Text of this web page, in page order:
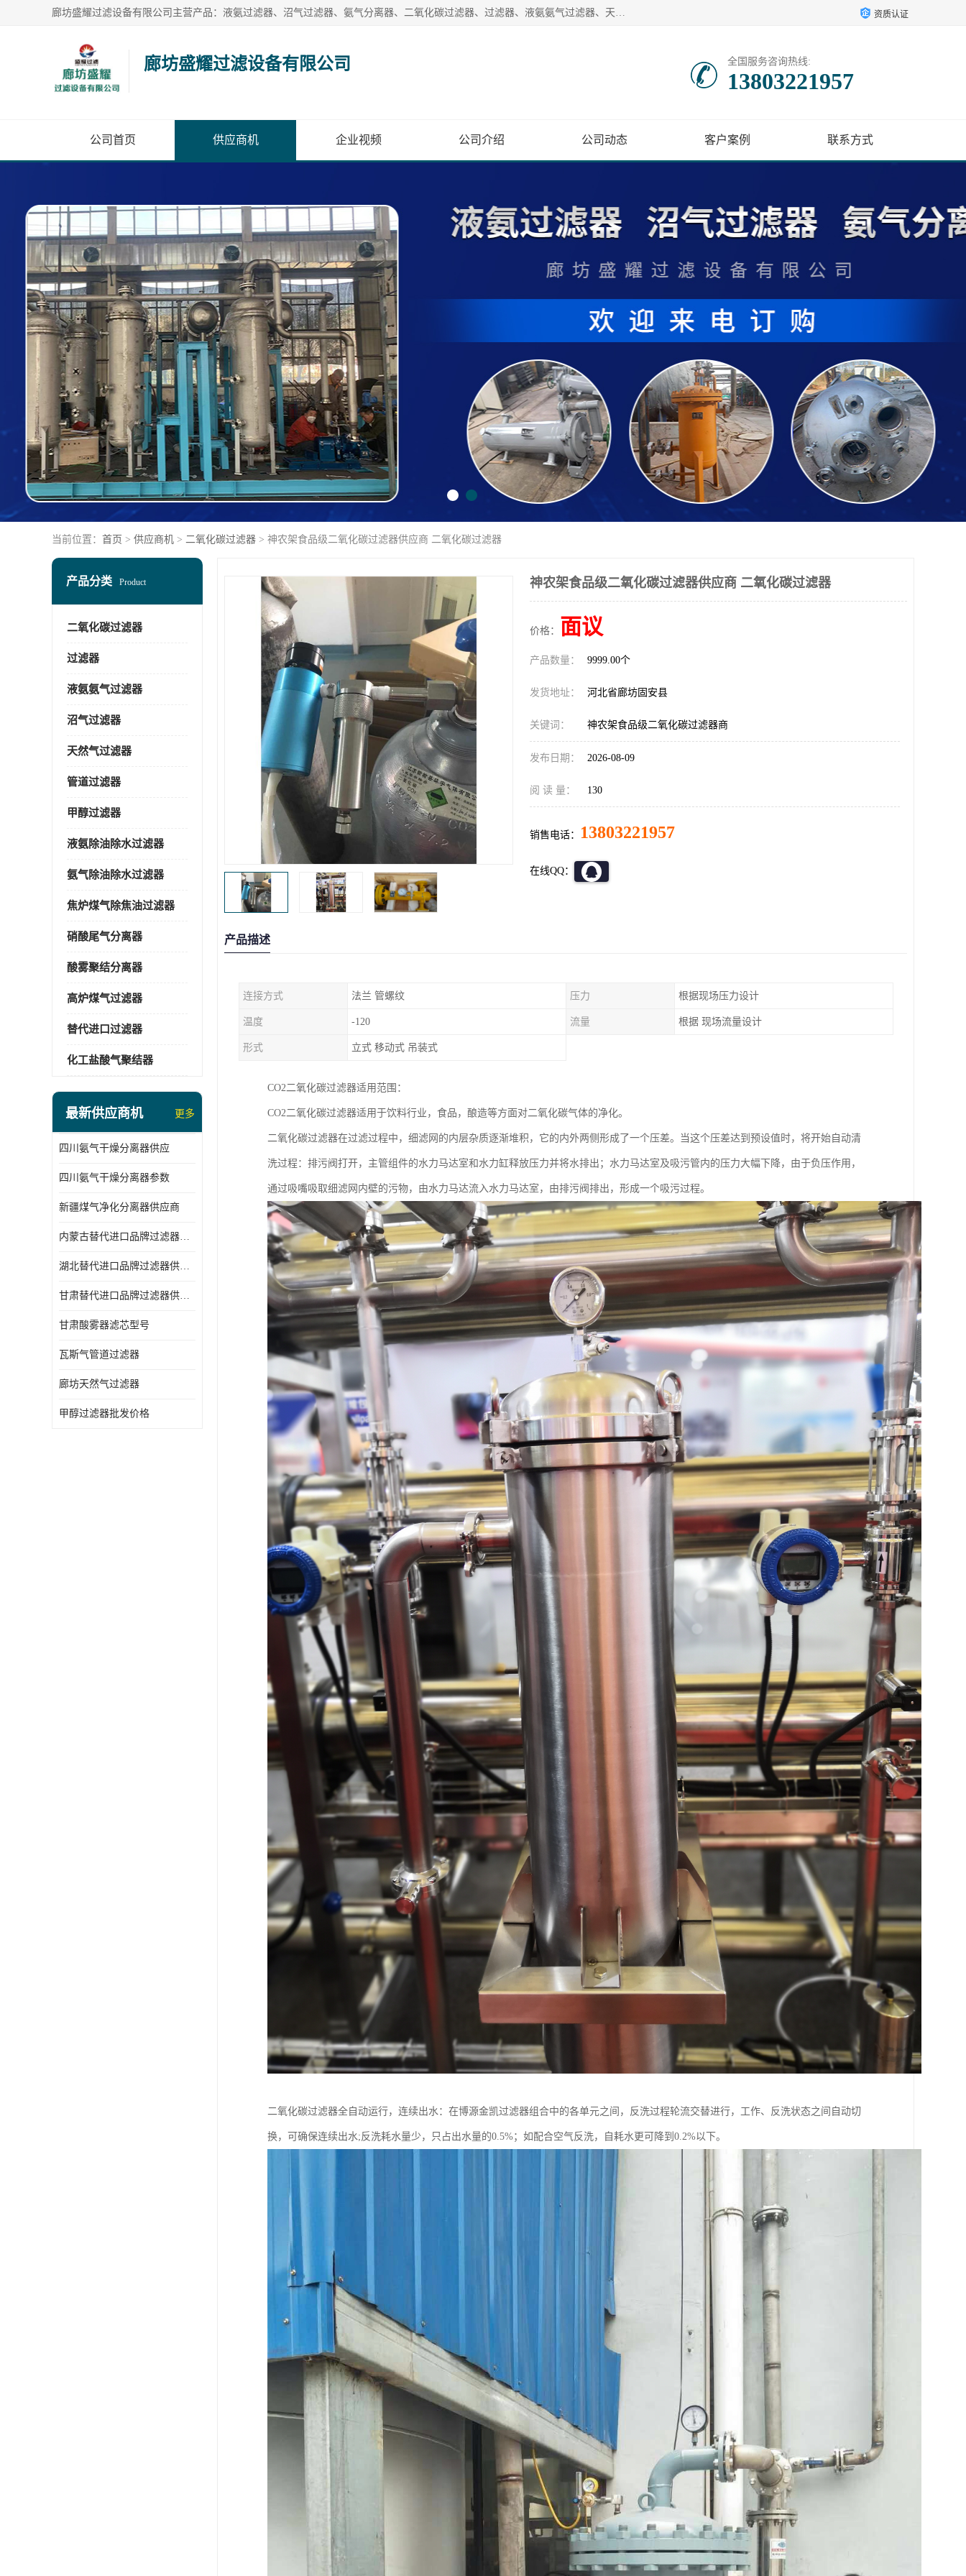
廊坊盛耀过滤设备有限公司主营产品：液氨过滤器、沼气过滤器、氨气分离器、二氧化碳过滤器、过滤器、液氨氨气过滤器、天然气过滤器、管道过滤器、*过滤器、液氨除油除水过滤器、氨气除油除水过滤器、焦炉煤气除焦油过滤器等。 资质认证
廊坊盛耀过滤设备有限公司 全国服务咨询热线:
13803221957
公司首页 供应商机 企业视频 公司介绍 公司动态 客户案例 联系方式
当前位置： 首页 > 供应商机 > 二氧化碳过滤器 > 神农架食品级二氧化碳过滤器供应商 二氧化碳过滤器
产品分类 Product
二氧化碳过滤器
过滤器
液氨氨气过滤器
沼气过滤器
天然气过滤器
管道过滤器
甲醇过滤器
液氨除油除水过滤器
氨气除油除水过滤器
焦炉煤气除焦油过滤器
硝酸尾气分离器
酸雾聚结分离器
高炉煤气过滤器
替代进口过滤器
化工盐酸气聚结器
最新供应商机 更多
四川氨气干燥分离器供应
四川氨气干燥分离器参数
新疆煤气净化分离器供应商
内蒙古替代进口品牌过滤器厂家
湖北替代进口品牌过滤器供应商
甘肃替代进口品牌过滤器供应商
甘肃酸雾器滤芯型号
瓦斯气管道过滤器
廊坊天然气过滤器
甲醇过滤器批发价格
神农架食品级二氧化碳过滤器供应商 二氧化碳过滤器
价格： 面议
产品数量： 9999.00个
发货地址： 河北省廊坊固安县
关键词： 神农架食品级二氧化碳过滤器商
发布日期： 2026-08-09
阅 读 量： 130
销售电话： 13803221957
在线QQ：
产品描述
连接方式 法兰 管螺纹 压力 根据现场压力设计
温度 -120 流量 根据 现场流量设计
形式 立式 移动式 吊装式
CO2二氧化碳过滤器适用范围：
CO2二氧化碳过滤器适用于饮料行业，食品，酿造等方面对二氧化碳气体的净化。
二氧化碳过滤器在过滤过程中，细滤网的内层杂质逐渐堆积，它的内外两侧形成了一个压差。当这个压差达到预设值时，将开始自动清
洗过程：排污阀打开，主管组件的水力马达室和水力缸释放压力并将水排出；水力马达室及吸污管内的压力大幅下降，由于负压作用，
通过吸嘴吸取细滤网内壁的污物，由水力马达流入水力马达室，由排污阀排出，形成一个吸污过程。
二氧化碳过滤器全自动运行，连续出水：在博源金凯过滤器组合中的各单元之间，反洗过程轮流交替进行，工作、反洗状态之间自动切
换，可确保连续出水;反洗耗水量少，只占出水量的0.5%；如配合空气反洗，自耗水更可降到0.2%以下。